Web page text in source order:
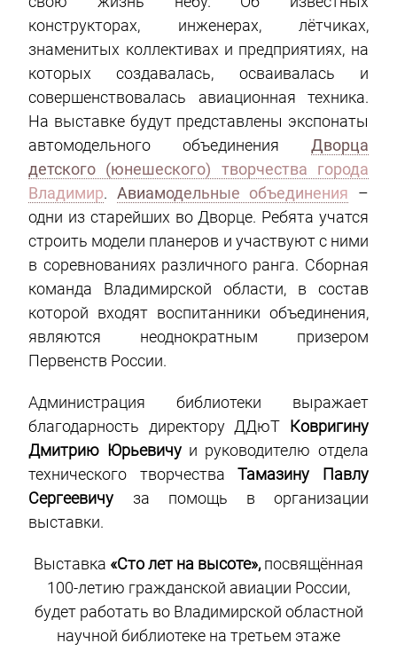
конструкторах, инженерах, лётчиках,
знаменитых коллективах и предприятиях, на
которых создавалась, осваивалась и
совершенствовалась авиационная техника.
На выставке будут представлены экспонаты
автомодельного объединения Дворца
детского (юнешеского) творчества города
Владимир. Авиамодельные объединения –
одни из старейших во Дворце. Ребята учатся
строить модели планеров и участвуют с ними
в соревнованиях различного ранга. Сборная
команда Владимирской области, в состав
которой входят воспитанники объединения,
являются неоднократным призером
Первенств России.
Администрация библиотеки выражает
благодарность директору ДДюТ Ковригину
Дмитрию Юрьевичу и руководителю отдела
технического творчестваТамазину Павлу
Сергеевичу за помощь в организации
выставки.
Выставка «Сто лет на высоте», посвящённая
100-летию гражданской авиации России,
будет работать во Владимирской областной
научной библиотеке на третьем этаже